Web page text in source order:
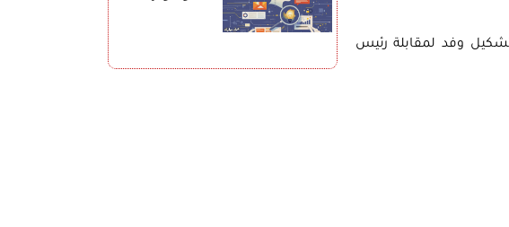
وفد لمقابلة رئيس